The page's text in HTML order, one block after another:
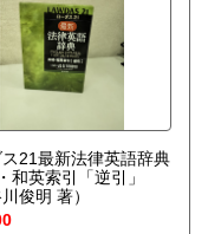
ス21最新法律英語辞典
和英索引「逆引」
川俊明 著）